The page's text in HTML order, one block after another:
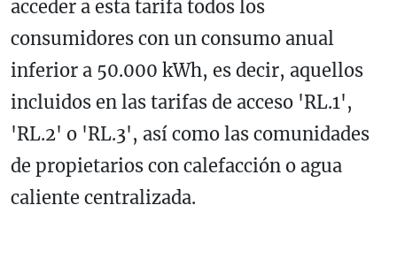
acceder a esta tarifa todos los
consumidores con un consumo anual
inferior a 50.000 kWh, es decir, aquellos
incluidos en las tarifas de acceso 'RL.1',
'RL.2' o 'RL.3', así como las comunidades
de propietarios con calefacción o agua
caliente centralizada.